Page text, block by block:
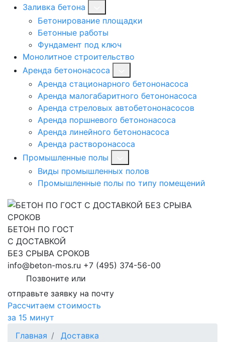
Заливка бетона
Бетонирование площадки
Бетонные работы
Фундамент под ключ
Монолитное строительство
Аренда бетононасоса
Аренда стационарного бетононасоса
Аренда малогабаритного бетононасоса
Аренда стреловых автобетононасосов
Аренда поршневого бетононасоса
Аренда линейного бетононасоса
Аренда растворонасоса
Промышленные полы
Виды промышленных полов
Промышленные полы по типу помещений
БЕТОН ПО ГОСТ
С ДОСТАВКОЙ
БЕЗ СРЫВА СРОКОВ
info@beton-mos.ru +7 (495) 374-56-00
Позвоните или
отправьте заявку на почту
Рассчитаем стоимость
за 15 минут
Главная
Доставка